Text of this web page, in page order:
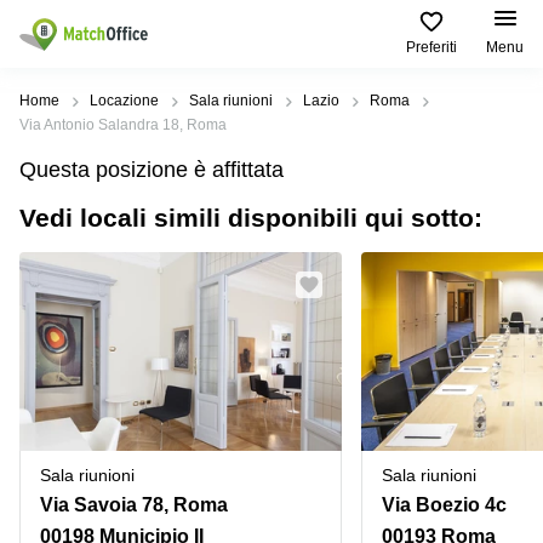
Preferiti Menu
Dare in locazione e affittare
Tipologie di
locali
Ufficio
Business
Center
Coworking
Sala
Riunioni
Virtuale
Zone
Popolari
Genova
Milano
Treviso
Palermo
Bari
Torino
Firenze
Ricerche
popolari
Coworking
Lazio
Coworking
Bologna
Uffici
in
affitto a
Vicenza
Coworking
Palermo
Uffici
Aiuto
Chi Siamo
Metti in elenco il tuo ufficio
Prezzo
Accesso
Home Locazione Sala riunioni Lazio
Roma
Via Antonio Salandra 18, Roma
Questa posizione è affittata
Vedi locali simili disponibili qui sotto:
Sala riunioni
Via Savoia 78, Roma
00198 Municipio II
Sala riunioni
Via Boezio 4c
00193 Roma